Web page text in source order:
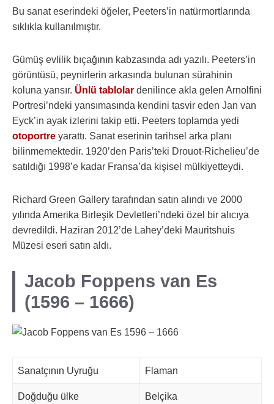
Bu sanat eserindeki öğeler, Peeters’in natürmortlarında
sıklıkla kullanılmıştır.
Gümüş evlilik bıçağının kabzasında adı yazılı. Peeters’in
görüntüsü, peynirlerin arkasında bulunan sürahinin
koluna yansır. Ünlü tablolar denilince akla gelen Arnolfini
Portresi’ndeki yansımasında kendini tasvir eden Jan van
Eyck’in ayak izlerini takip etti. Peeters toplamda yedi
otoportre yarattı. Sanat eserinin tarihsel arka planı
bilinmemektedir. 1920’den Paris’teki Drouot-Richelieu’de
satıldığı 1998’e kadar Fransa’da kişisel mülkiyetteydi.
Richard Green Gallery tarafından satın alındı ​​ve 2000
yılında Amerika Birleşik Devletleri’ndeki özel bir alıcıya
devredildi. Haziran 2012’de Lahey’deki Mauritshuis
Müzesi eseri satın aldı.
Jacob Foppens van Es
(1596 – 1666)
Sanatçının Uyruğu Flaman
Doğduğu ülke Belçika